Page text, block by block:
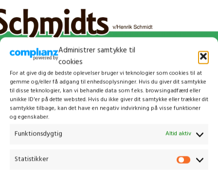
Administrer samtykke til
cookies
For at give dig de bedste oplevelser bruger vi teknologier som cookies til at
gemme og/eller få adgang til enhedsoplysninger. Hvis du giver dit samtykke
til disse teknologier, kan vi behandle data som f.eks. browsingadfærd eller
unikke ID'er på dette websted. Hvis du ikke giver dit samtykke eller trækker dit
samtykke tilbage, kan det have en negativ indvirkning på visse funktioner
og egenskaber.
Funktionsdygtig Altid aktiv
Statistikker
Kontakt os
Gammelmark 1, 6630 Rødding
+45 7484 5090